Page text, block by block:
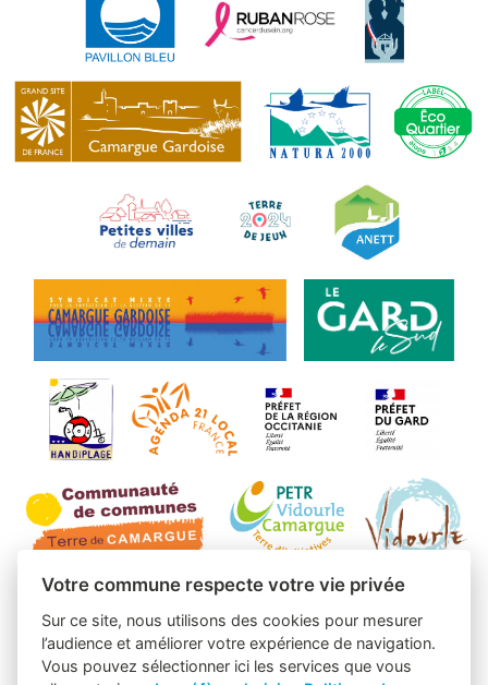
Votre commune respecte votre vie privée
Sur ce site, nous utilisons des cookies pour mesurer
l’audience et améliorer votre expérience de navigation.
Vous pouvez sélectionner ici les services que vous